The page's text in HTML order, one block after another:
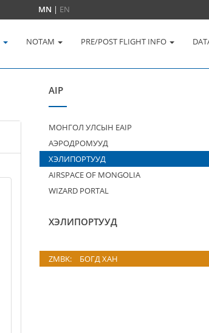
MN | EN
NOTAM PRE/POST FLIGHT INFO
AIP
МОНГОЛ УЛСЫН EAIP
АЭРОДРОМУУД
ХЭЛИПОРТУУД
AIRSPACE OF MONGOLIA
WIZARD PORTAL
ХЭЛИПОРТУУД
ZMBK: БОГД ХАН